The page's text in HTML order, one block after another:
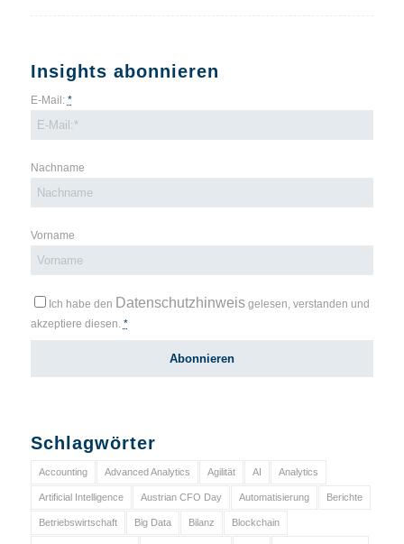
Insights abonnieren
E-Mail: *
Nachname
Vorname
Ich habe den Datenschutzhinweisgelesen, verstanden und
akzeptiere diesen. *
Schlagwörter
Accounting Advanced Analytics Agilität AI Analytics
Artificial Intelligence Austrian CFO Day Automatisierung Berichte
Betriebswirtschaft Big Data Bilanz Blockchain